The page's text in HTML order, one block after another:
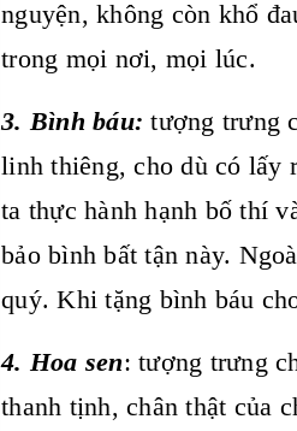
nguyện, không còn khổ
trong mọi nơi, mọi lúc.
3. Bình báu: tượng trưng
linh thiêng, cho dù có lấy
ta thực hành hạnh bố thí
bảo bình bất tận này.
quý. Khi tặng bình báu
4. Hoa sen: tượng trưng
thanh tịnh, chân thật của